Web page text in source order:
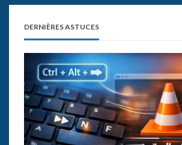
DERNIÈRES ASTUCES